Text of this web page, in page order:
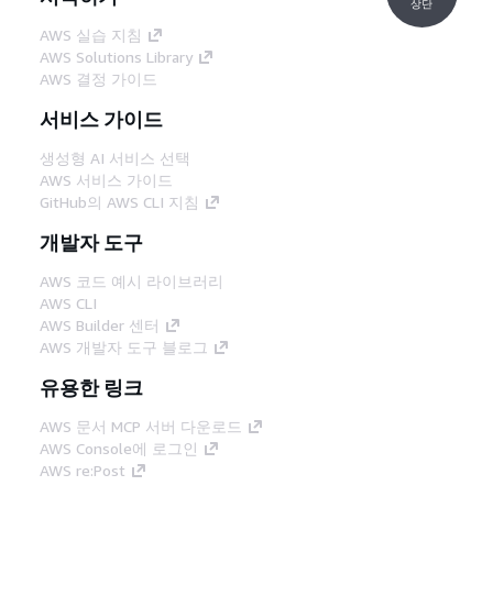
AWS 실습 지침
AWS Solutions Library
AWS 결정 가이드
서비스 가이드
생성형 AI 서비스 선택
AWS 서비스 가이드
GitHub의 AWS CLI 지침
개발자 도구
AWS 코드 예시 라이브러리
AWS CLI
AWS Builder 센터
AWS 개발자 도구 블로그
유용한 링크
AWS 문서 MCP 서버 다운로드
AWS Console에 로그인
AWS re:Post
상단